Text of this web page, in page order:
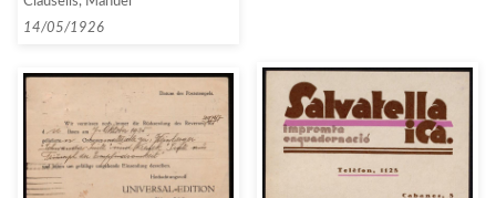
setmana de juny, ja que el
teatre estarà ocupat del 7 al 11]
14/05/1926